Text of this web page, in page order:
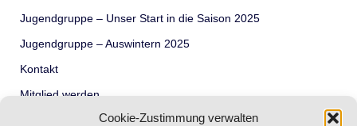
Cookie-Zustimmung verwalten
Jugendgruppe – Unser Start in die Saison 2025
Jugendgruppe – Auswintern 2025
Kontakt
Mitglied werden